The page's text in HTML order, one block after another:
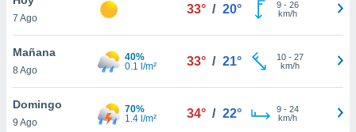
en
más
nuestra
7 Ago
33° / 20° 9- 26
km/h
Mañana
8 Ago
40%
0.1 l/m²
33° / 21° 10- 27
km/h
Domingo
9 Ago
70%
1.4 l/m²
34° / 22° 9- 24
km/h